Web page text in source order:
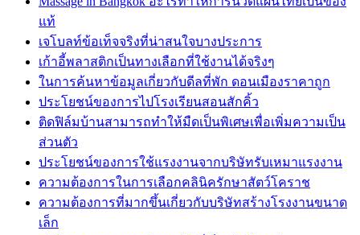
แท้
เจโบลท์ข้อเท็จจริงที่น่าสนใจบางประการ
เก้าอี้พลาสติกเป็นทางเลือกที่ใช้งานได้จริงๆ
ในการค้นหาข้อมูลเกี่ยวกับดีลที่พัก ดอนเมืองราคาถูก
ประโยชน์ของการไปโรงเรียนสอนสักคิ้ว
ติดฟิล์มบ้านสามารถทำให้มืดเป็นพิเศษเพื่อเพิ่มความเป็น
ส่วนตัว
ประโยชน์ของการใช้แรงงานจากบริษัทรับเหมาแรงงาน
ความต้องการในการเลือกคลินิครักษาสัตว์โคราช
ความต้องการที่มากขึ้นเกี่ยวกับบริษัทสร้างโรงงานขนาด
เล็ก